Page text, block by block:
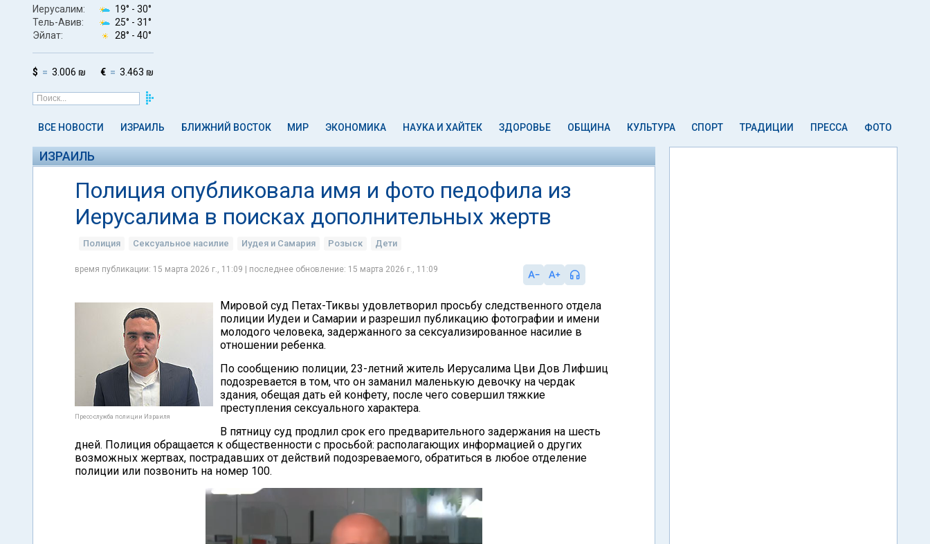
Иерусалим: 19° - 30°
Тель-Авив:
25° - 31°
Эйлат:
28° - 40°
$ 3.006 ₪ € 3.463 ₪
ВСЕ НОВОСТИ ИЗРАИЛЬ БЛИЖНИЙ ВОСТОК МИР ЭКОНОМИКА НАУКА И ХАЙТЕК ЗДОРОВЬЕ ОБЩИНА КУЛЬТУРА СПОРТ ТРАДИЦИИ ПРЕССА ФОТО
ИЗРАИЛЬ
Полиция опубликовала имя и фото педофила из
Иерусалима в поисках дополнительных жертв
Полиция Сексуальное насилие Иудея и Самария Розыск Дети
время публикации: 15 марта 2026 г., 11:09 | последнее обновление: 15 марта 2026 г., 11:09
Пресс-служба полиции Израиля
Мировой суд Петах-Тиквы удовлетворил просьбу следственного отдела
полиции Иудеи и Самарии и разрешил публикацию фотографии и имени
молодого человека, задержанного за сексуализированное насилие в
отношении ребенка.
По сообщению полиции, 23-летний житель Иерусалима Цви Дов Лифшиц
подозревается в том, что он заманил маленькую девочку на чердак
здания, обещая дать ей конфету, после чего совершил тяжкие
преступления сексуального характера.
В пятницу суд продлил срок его предварительного задержания на шесть
дней. Полиция обращается к общественности с просьбой: располагающих информацией о других
возможных жертвах, пострадавших от действий подозреваемого, обратиться в любое отделение
полиции или позвонить на номер 100.